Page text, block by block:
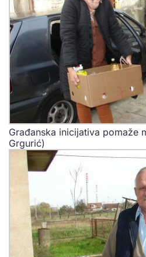
Građanska inicijativa pomaže
Grgurić)